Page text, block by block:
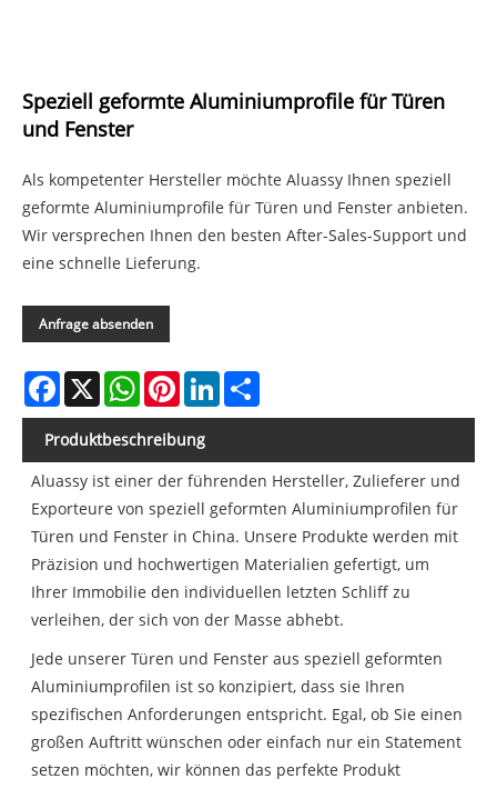
Speziell geformte Aluminiumprofile für Türen
und Fenster
Als kompetenter Hersteller möchte Aluassy Ihnen speziell
geformte Aluminiumprofile für Türen und Fenster anbieten.
Wir versprechen Ihnen den besten After-Sales-Support und
eine schnelle Lieferung.
Anfrage absenden
Facebook
X WhatsAppPinterestLinkedIn
Produktbeschreibung
Aluassy ist einer der führenden Hersteller, Zulieferer und
Exporteure von speziell geformten Aluminiumprofilen für
Türen und Fenster in China. Unsere Produkte werden mit
Präzision und hochwertigen Materialien gefertigt, um
Ihrer Immobilie den individuellen letzten Schliff zu
verleihen, der sich von der Masse abhebt.
Jede unserer Türen und Fenster aus speziell geformten
Aluminiumprofilen ist so konzipiert, dass sie Ihren
spezifischen Anforderungen entspricht. Egal, ob Sie einen
großen Auftritt wünschen oder einfach nur ein Statement
setzen möchten, wir können das perfekte Produkt